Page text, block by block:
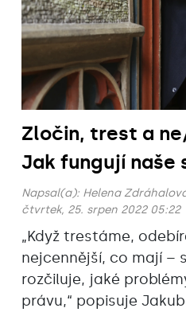
Zločin, trest a
Jak fungují naše
Napsal(a): Helena
čtvrtek, 25. srpen 2022 05:22
„Když trestáme,
nejcennější, co mají –
rozčiluje, jaké
právu,“ popisuje